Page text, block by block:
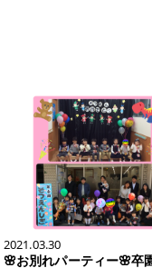
2021.03.30
🌸お別れパーティー🌸卒